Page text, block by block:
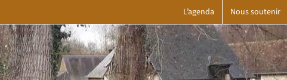
L’agenda Nous soutenir